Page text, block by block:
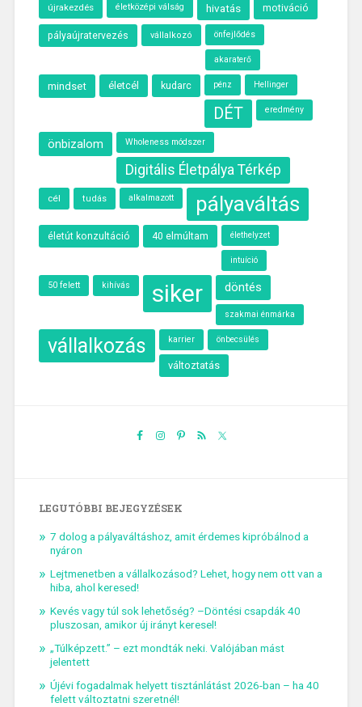
újrakezdés életközépi válság hivatás motiváció
pályaújratervezés vállalkozó önfejlődés
akaraterő
mindset életcél kudarc pénz Hellinger
DÉT eredmény
önbizalom Wholeness módszer
Digitális Életpálya Térkép
cél tudás alkalmazott pályaváltás
életút konzultáció 40 elmúltam élethelyzet
intuíció
50 felett kihívás siker döntés
szakmai énmárka
vállalkozás karrier önbecsülés
változtatás
LEGUTÓBBI BEJEGYZÉSEK
7 dolog a pályaváltáshoz, amit érdemes kipróbálnod a
nyáron
Lejtmenetben a vállalkozásod? Lehet, hogy nem ott van a
hiba, ahol keresed!
Kevés vagy túl sok lehetőség? –Döntési csapdák 40
pluszosan, amikor új irányt keresel!
„Túlképzett.” – ezt mondták neki. Valójában mást
jelentett
Újévi fogadalmak helyett tisztánlátást 2026-ban – ha 40
felett változtatni szeretnél!